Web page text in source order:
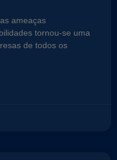
ameaças
tornou-se uma
de todos os